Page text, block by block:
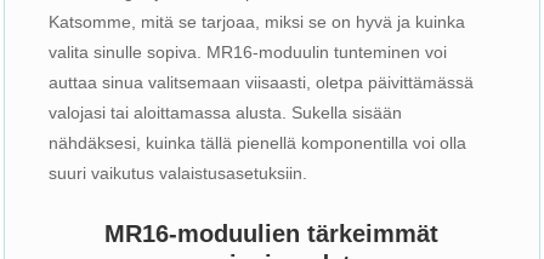
Katsomme, mitä se tarjoaa, miksi se on hyvä ja kuinka
valita sinulle sopiva. MR16-moduulin tunteminen voi
auttaa sinua valitsemaan viisaasti, oletpa päivittämässä
valojasi tai aloittamassa alusta. Sukella sisään
nähdäksesi, kuinka tällä pienellä komponentilla voi olla
suuri vaikutus valaistusasetuksiin.
MR16-moduulien tärkeimmät